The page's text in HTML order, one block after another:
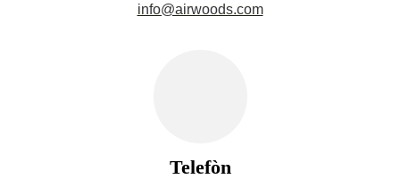
info@airwoods.com
Telefòn